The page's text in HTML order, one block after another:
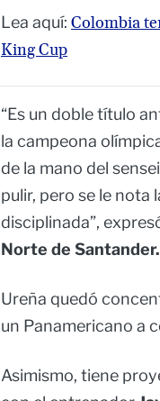
Lea aquí: Colombia
King Cup
“Es un doble título
la campeona
de la mano del sensei
pulir, pero se le nota
disciplinada”,
Norte de Santander.
Ureña quedó
un Panamericano a
Asimismo, tiene